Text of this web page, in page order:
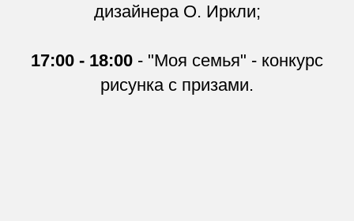
дизайнера О. Иркли;
17:00 - 18:00 - "Моя семья" - конкурс
рисунка с призами.